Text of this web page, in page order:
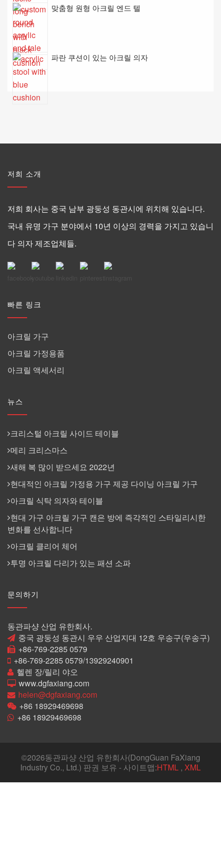
맞춤형 원형 아크릴 엔드 텔
파란 쿠션이 있는 아크릴 의자
저희 소개
저희 회사는 중국 남부 광둥성 동관시에 위치해 있습니다.
국내 유명 가구 분야에서 10년 이상의 경력을 가지고 있습니
다 의자 제조업체들.
빠른 링크
아크릴 가구
아크릴 가정용품
아크릴 액세서리
뉴스
크리스털 아크릴 사이드 테이블
메리 크리스마스
새해 복 많이 받으세요 2022년
현대적인 아크릴 가정용 가구 제공 다이닝 아크릴 가구
아크릴 식탁 의자와 테이블
현대 가구 아크릴 가구 캔은 방에 즉각적인 스타일리시한
변화를 선사합니다
아크릴 클리어 체어
투명 아크릴 다리가 있는 패션 소파
문의하기
동관파샹 산업 유한회사.
중국 광둥성 동관시 우우 산업지대 12호 우송구(우송구)
+86-769-2285 0579
+86-769-2285 0579/13929240901
헬렌 장/릴리 야오
www.dgfaxiang.com
helen@dgfaxiang.com
+86 18929469698
+86 18929469698
©2026동관파샹 산업 유한회사(DongGuan FaXiang
Industry Co., Ltd.) 판권 보유 - 사이트맵:HTML , XML